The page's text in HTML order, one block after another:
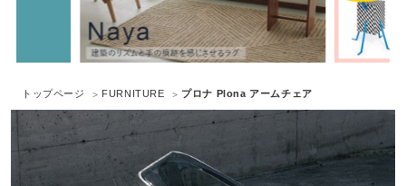
トップページ FURNITURE プロナ Plona アームチェア